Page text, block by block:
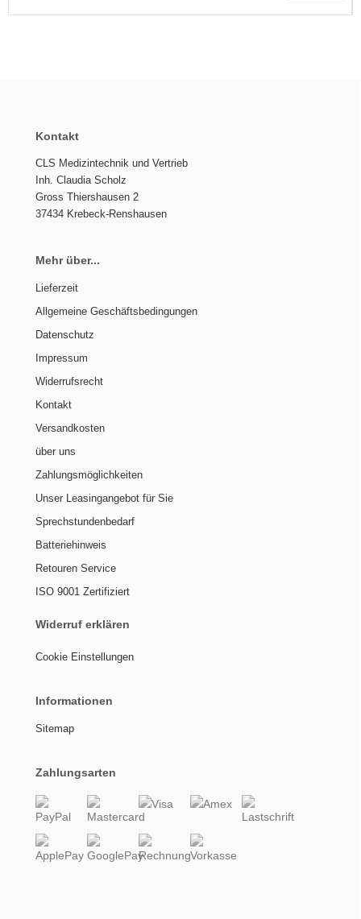
Kontakt
CLS Medizintechnik und Vertrieb
Inh. Claudia Scholz
Gross Thiershausen 2
37434 Krebeck-Renshausen
Mehr über...
Lieferzeit
Allgemeine Geschäftsbedingungen
Datenschutz
Impressum
Widerrufsrecht
Kontakt
Versandkosten
über uns
Zahlungsmöglichkeiten
Unser Leasingangebot für Sie
Sprechstundenbedarf
Batteriehinweis
Retouren Service
ISO 9001 Zertifiziert
Widerruf erklären
Cookie Einstellungen
Informationen
Sitemap
Zahlungsarten